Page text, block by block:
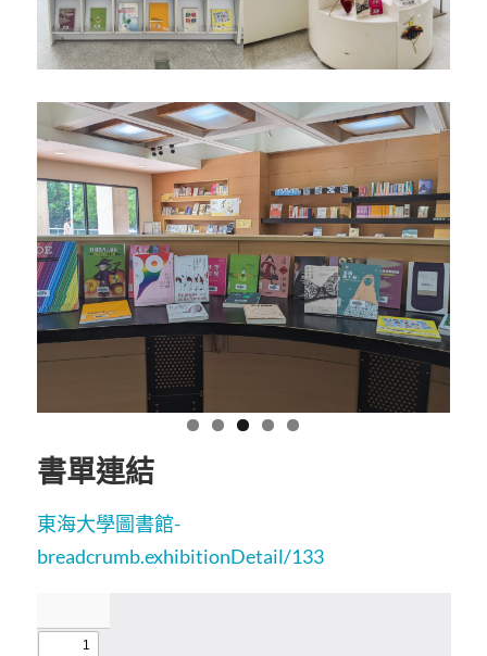
書單連結
東海大學圖書館-
breadcrumb.exhibitionDetail/133